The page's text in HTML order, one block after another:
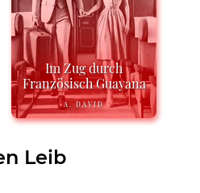
Im Zug durch
Französisch Guayana
A. DAVID
Leib